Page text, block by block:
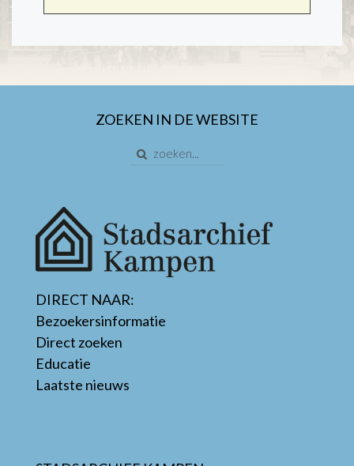
ZOEKEN IN DE WEBSITE
DIRECT NAAR:
Bezoekersinformatie
Direct zoeken
Educatie
Laatste nieuws